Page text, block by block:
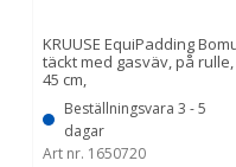
KRUUSE EquiPadding
täckt med gasväv, på rulle,
45 cm,
Beställningsvara 3 - 5
dagar
Art nr. 1650720